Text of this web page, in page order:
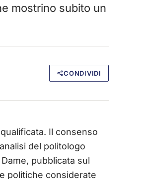
mostrino subito un
CONDIVIDI
Il consenso
del politologo
pubblicata sul
politiche considerate